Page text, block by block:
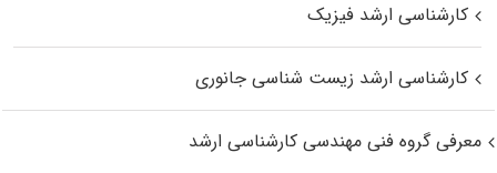
کارشناسی ارشد فیزیک
کارشناسی ارشد زیست‌ شناسی جانوری
معرفی گروه فنی مهندسی کارشناسی ارشد